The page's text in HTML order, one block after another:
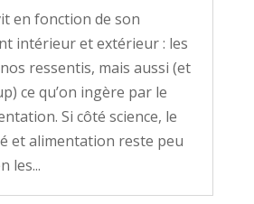
en fonction de son
intérieur et extérieur : les
ressentis, mais aussi (et
ce qu’on ingère par le
Si côté science, le
et alimentation reste peu
les...